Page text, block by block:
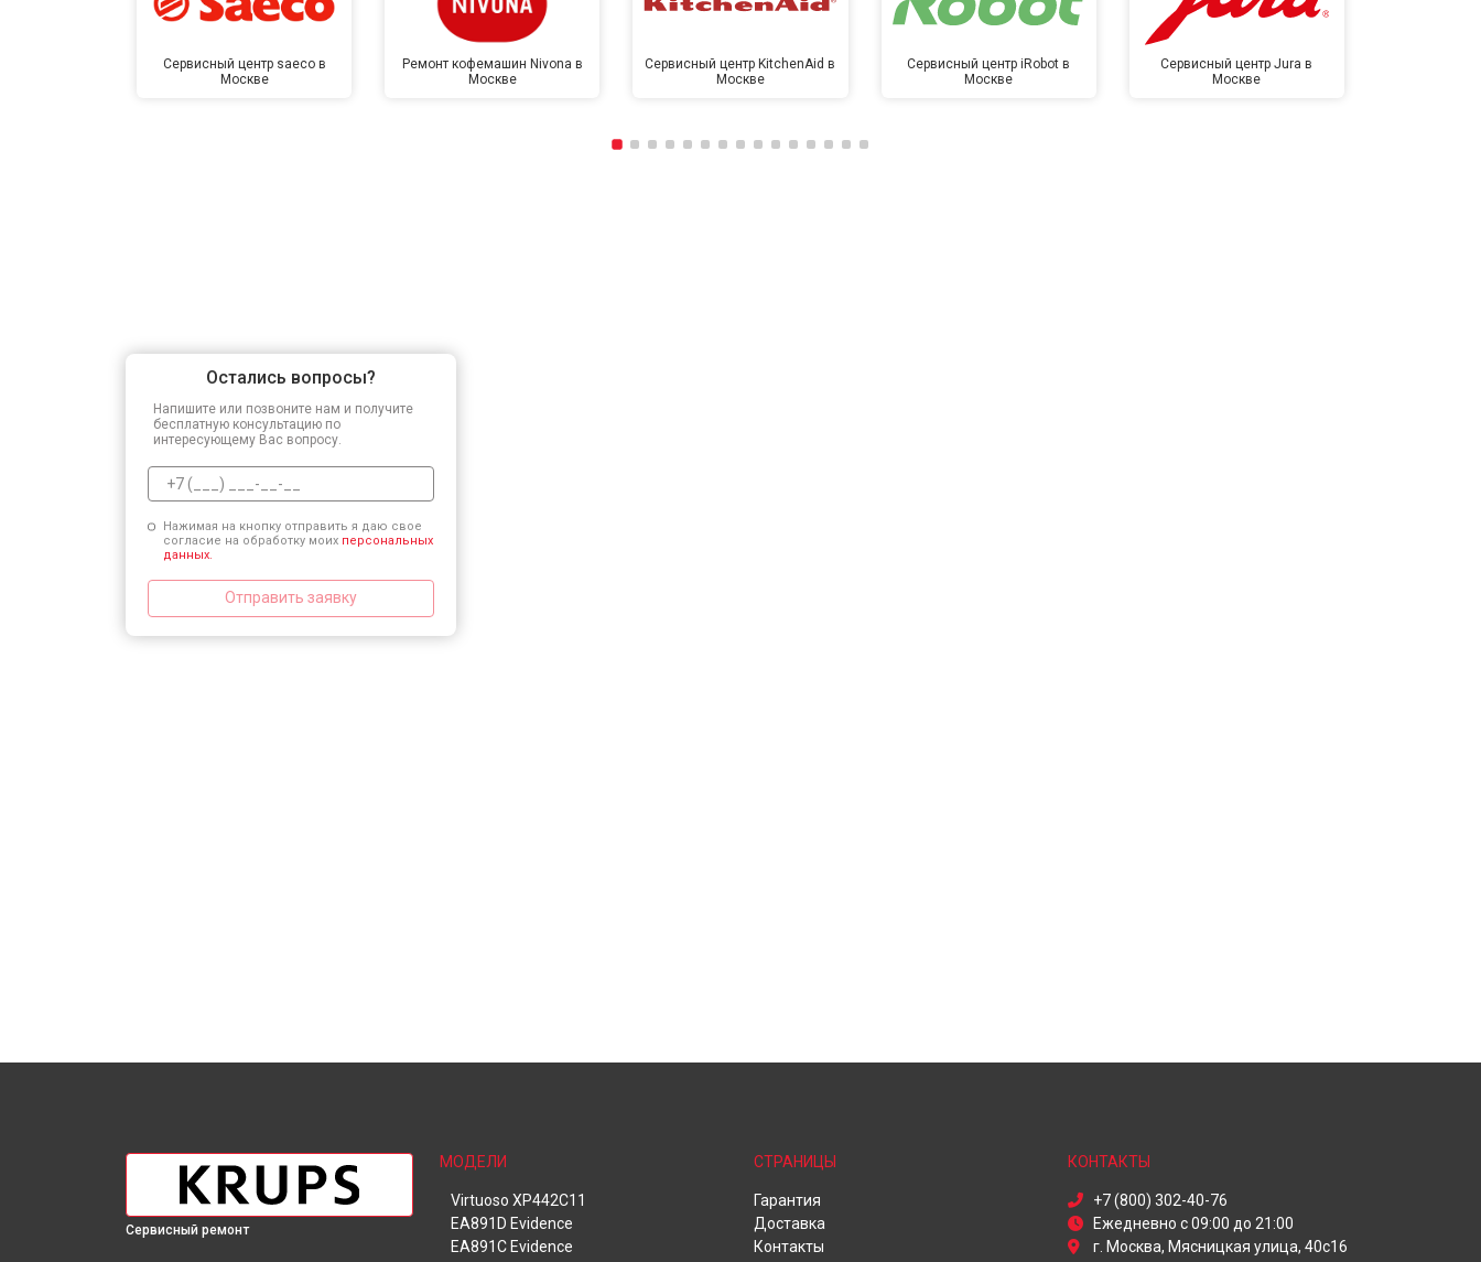
Сервисный центр saeco в
Москве
Ремонт кофемашин Nivona в
Москве
Сервисный центр KitchenAid в
Москве
Сервисный центр iRobot в
Москве
Сервисный центр Jura в
Москве
Остались вопросы?
Напишите или позвоните нам и получите
бесплатную консультацию по
интересующему Вас вопросу.
Нажимая на кнопку отправить я даю свое
согласие на обработку моих персональных
данных.
Отправить заявку
Сервисный ремонт
МОДЕЛИ
Virtuoso XP442C11
EA891D Evidence
EA891C Evidence
СТРАНИЦЫ
Гарантия
Доставка
Контакты
КОНТАКТЫ
+7 (800) 302-40-76
Ежедневно с 09:00 до 21:00
г. Москва, Мясницкая улица, 40с16